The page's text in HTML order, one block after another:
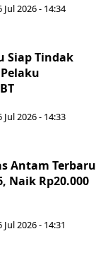
Jul 2026 - 14:34
Siap Tindak
Jul 2026 - 14:33
Antam Terbaru
Naik Rp20.000
Jul 2026 - 14:31